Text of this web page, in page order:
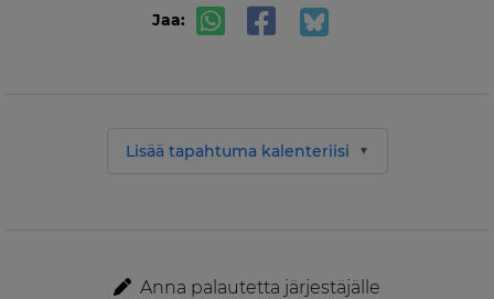
Jaa:
Lisää tapahtuma kalenteriisi
Anna palautetta järjestäjälle